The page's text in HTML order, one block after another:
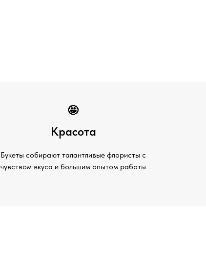
🤩
Красота
Букеты собирают талантливые флористы с
чувством вкуса и большим опытом работы